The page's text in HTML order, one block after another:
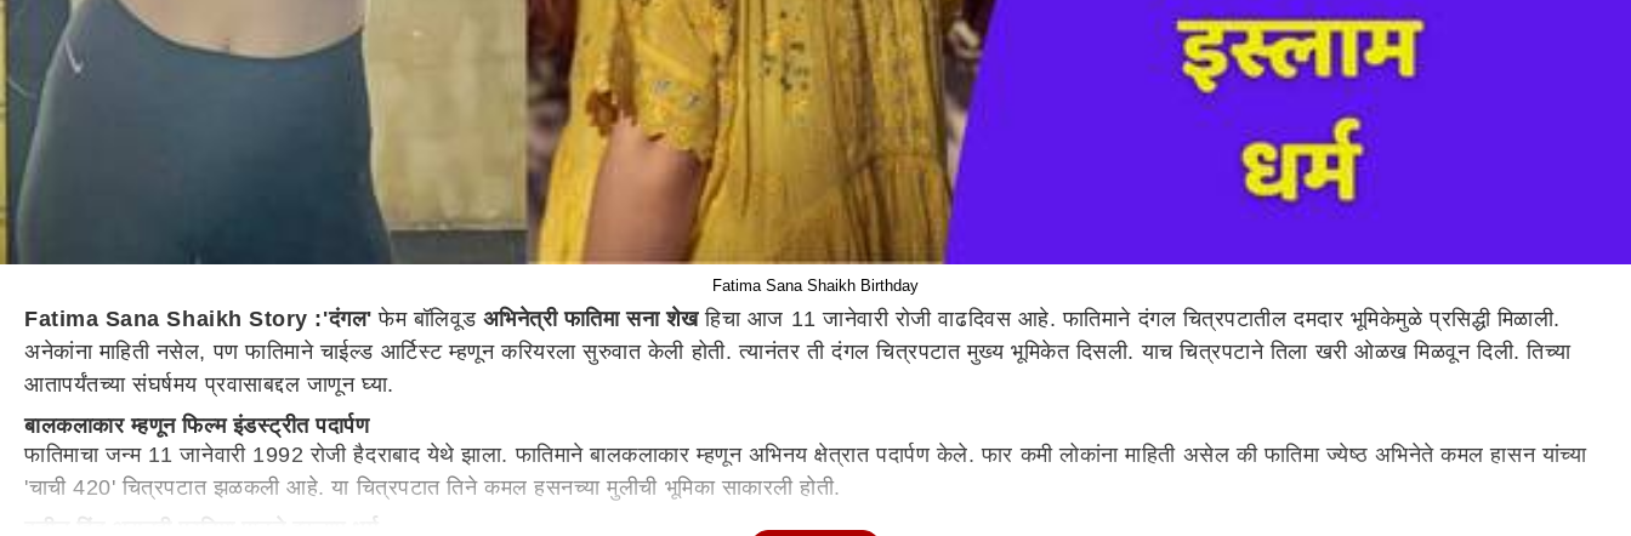
Fatima Sana Shaikh Birthday
Fatima Sana Shaikh Story :'दंगल' फेम बॉलिवूड अभिनेत्री फातिमा सना शेखहिचा आज 11 जानेवारी रोजी वाढदिवस आहे. फातिमाने दंगल चित्रपटातील दमदार भूमिकेमुळे प्रसिद्धी मिळाली.
अनेकांना माहिती नसेल, पण फातिमाने चाईल्ड आर्टिस्ट म्हणून करियरला सुरुवात केली होती. त्यानंतर ती दंगल चित्रपटात मुख्य भूमिकेत दिसली. याच चित्रपटाने तिला खरी ओळख मिळवून दिली. तिच्या
आतापर्यंतच्या संघर्षमय प्रवासाबद्दल जाणून घ्या.
बालकलाकार म्हणून फिल्म इंडस्ट्रीत पदार्पण
फातिमाचा जन्म 11 जानेवारी 1992 रोजी हैदराबाद येथे झाला. फातिमाने बालकलाकार म्हणून अभिनय क्षेत्रात पदार्पण केले. फार कमी लोकांना माहिती असेल की फातिमा ज्येष्ठ अभिनेते कमल हासन यांच्या
'चाची 420' चित्रपटात झळकली आहे. या चित्रपटात तिने कमल हसनच्या मुलीची भूमिका साकारली होती.